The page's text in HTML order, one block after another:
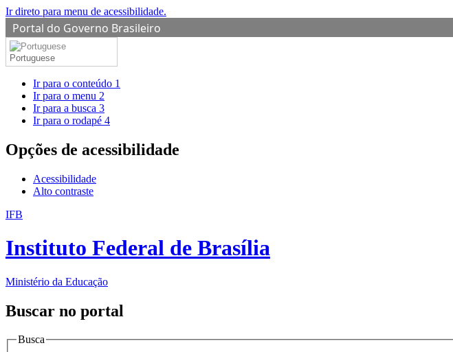
Ir direto para menu de acessibilidade.
Portal do Governo Brasileiro
Portuguese
Ir para o conteúdo 1
Ir para o menu 2
Ir para a busca 3
Ir para o rodapé 4
Opções de acessibilidade
Acessibilidade
Alto contraste
IFB
Instituto Federal de Brasília
Ministério da Educação
Buscar no portal
Busca